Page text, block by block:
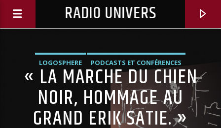
RADIO UNIVERS
LOGOSPHERE PODCASTS ET CONFÉRENCES
« LA MARCHE DU CHIEN
NOIR, HOMMAGE AU
GRAND ERIK SATIE. »